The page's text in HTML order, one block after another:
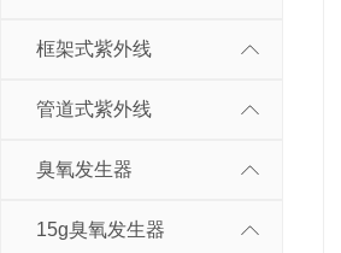
框架式紫外线
管道式紫外线
臭氧发生器
15g臭氧发生器